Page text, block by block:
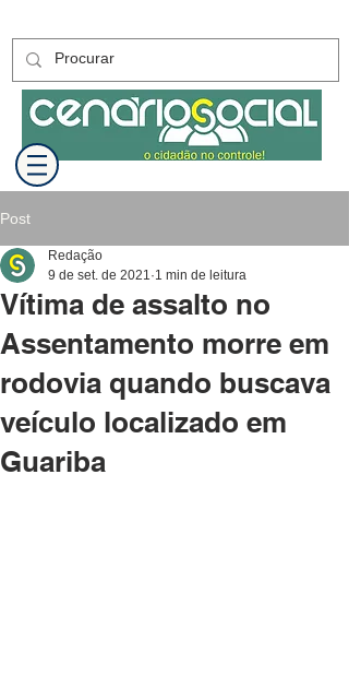
Post
Vítima de assalto no
Assentamento morre em
rodovia quando buscava
veículo localizado em
Guariba
Redação
9 de set. de 2021 1 min de leitura